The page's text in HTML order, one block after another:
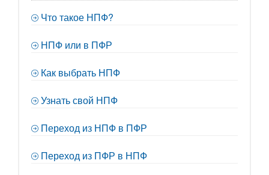
Что такое НПФ?
НПФ или в ПФР
Как выбрать НПФ
Узнать свой НПФ
Переход из НПФ в ПФР
Переход из ПФР в НПФ